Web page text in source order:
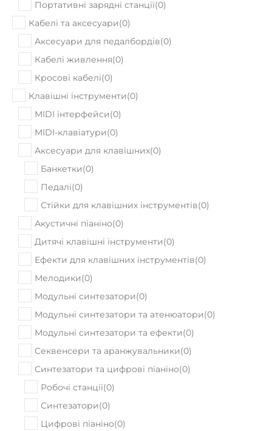
Портативні зарядні станції(0)
Кабелі та аксесуари(0)
Аксесуари для педалбордів(0)
Кабелі живлення(0)
Кросові кабелі(0)
Клавішні інструменти(0)
MIDI інтерфейси(0)
MIDI-клавіатури(0)
Аксесуари для клавішних(0)
Банкетки(0)
Педалі(0)
Стійки для клавішних інструментів(0)
Акустичні піаніно(0)
Дитячі клавішні інструменти(0)
Ефекти для клавішних інструментів(0)
Мелодики(0)
Модульні синтезатори(0)
Модульні синтезатори та атенюатори(0)
Модульні синтезатори та ефекти(0)
Секвенсери та аранжувальники(0)
Синтезатори та цифрові піаніно(0)
Робочі станції(0)
Синтезатори(0)
Цифрові піаніно(0)